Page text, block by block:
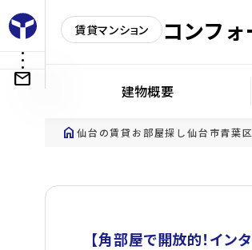
賃貸マンション コンフ
建物概要
home 仙台の賃貸お部屋探し仙台市青葉
【角部屋で開放的！イン